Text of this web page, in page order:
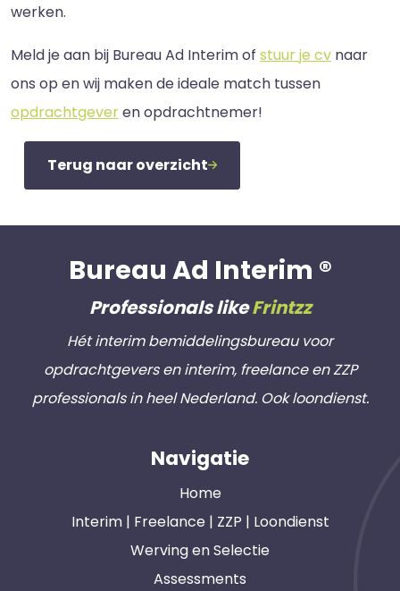
werken.
Meld je aan bij Bureau Ad Interim of stuur je cv naar
ons op en wij maken de ideale match tussen
opdrachtgeveren opdrachtnemer!
Terug naar overzicht
Bureau Ad Interim ®
Professionals likeFrintzz
Hét interim bemiddelingsbureau voor
opdrachtgevers en interim, freelance en ZZP
professionals in heel Nederland. Ook loondienst.
Navigatie
Home
Interim | Freelance | ZZP | Loondienst
Werving en Selectie
Assessments